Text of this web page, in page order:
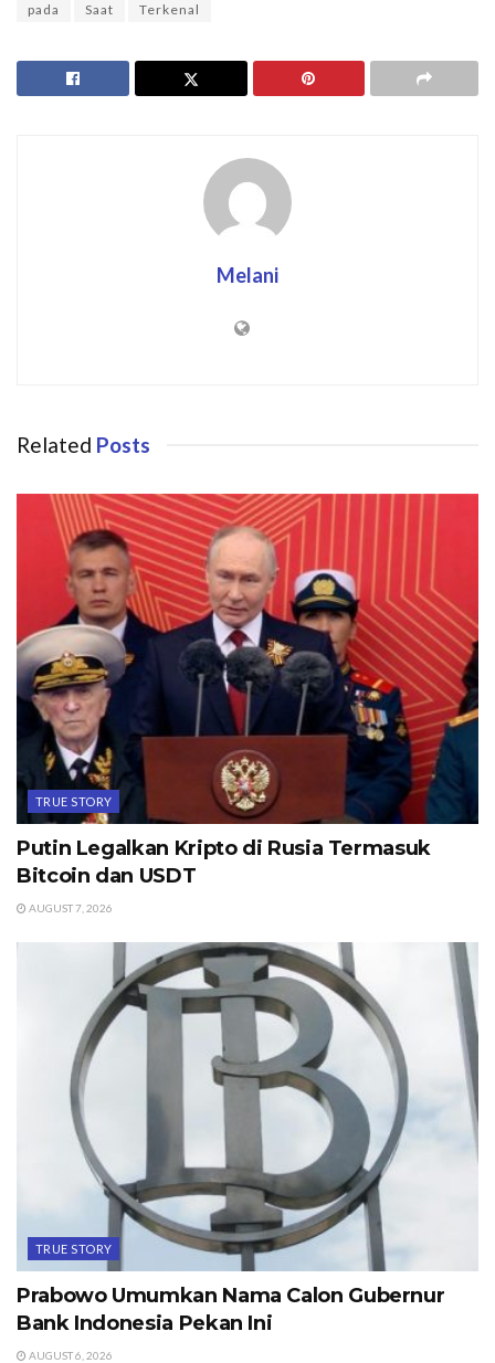
pada
Saat Terkenal
Melani
Related Posts
TRUE STORY
Putin Legalkan Kripto di Rusia Termasuk
Bitcoin dan USDT
AUGUST 7, 2026
TRUE STORY
Prabowo Umumkan Nama Calon Gubernur
Bank Indonesia Pekan Ini
AUGUST 6, 2026